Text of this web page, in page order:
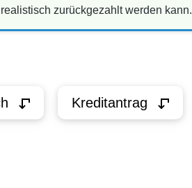
zurückgezahlt werden kann.
Kreditantrag